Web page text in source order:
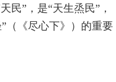
民”，是“天生烝民”，
（《尽心下》）的重要